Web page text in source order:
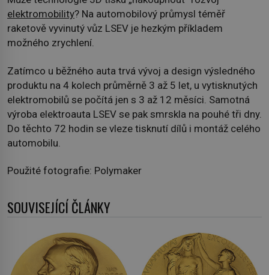
elektromobility? Na automobilový průmysl téměř
raketově vyvinutý vůz LSEV je hezkým příkladem
možného zrychlení.
Zatímco u běžného auta trvá vývoj a design výsledného
produktu na 4 kolech průměrně 3 až 5 let, u vytisknutých
elektromobilů se počítá jen s 3 až 12 měsíci. Samotná
výroba elektroauta LSEV se pak smrskla na pouhé tři dny.
Do těchto 72 hodin se vleze tisknutí dílů i montáž celého
automobilu.
Použité fotografie: Polymaker
SOUVISEJÍCÍ ČLÁNKY